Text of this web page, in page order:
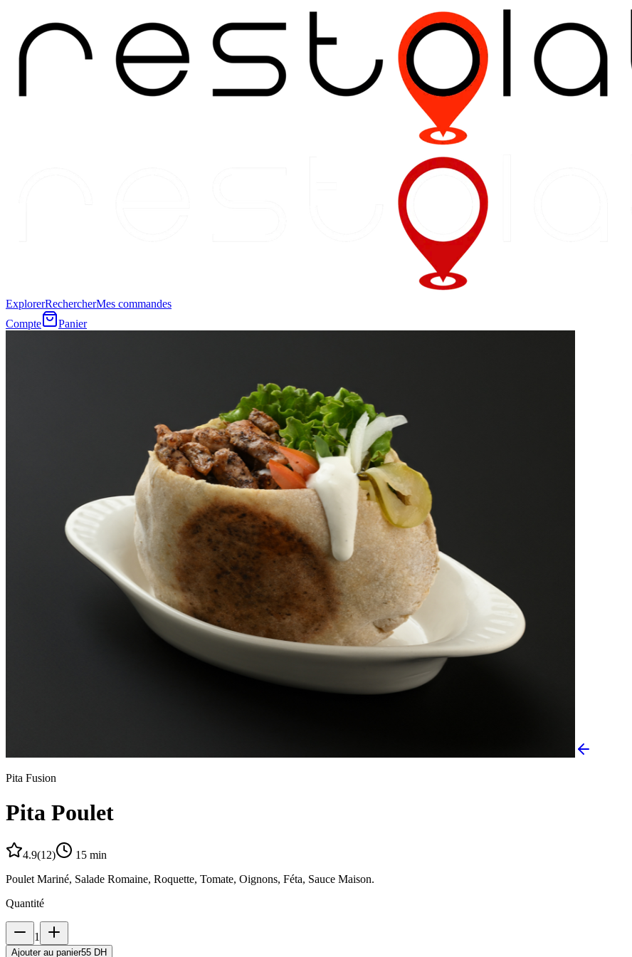
ExplorerRechercherMes commandes
Compte
Panier
Pita Fusion
Pita Poulet
4.9(12) 15 min
Poulet Mariné, Salade Romaine, Roquette, Tomate, Oignons, Féta, Sauce Maison.
Quantité
1
Ajouter au panier55 DH